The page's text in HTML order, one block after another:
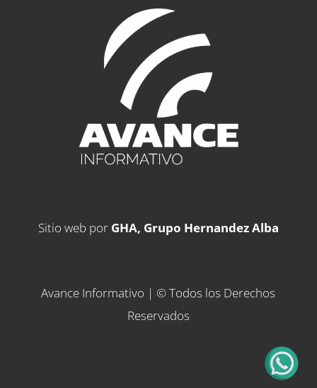
Sitio web por GHA, Grupo Hernandez Alba
Avance Informativo | © Todos los Derechos
Reservados